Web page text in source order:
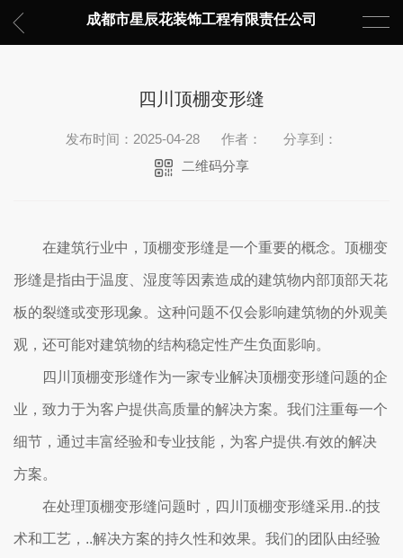
成都市星辰花装饰工程有限责任公司
四川顶棚变形缝
发布时间：2025-04-28 作者：
分享到：
二维码分享
在建筑行业中，顶棚变形缝是一个重要的概念。顶棚变
形缝是指由于温度、湿度等因素造成的建筑物内部顶部天花
板的裂缝或变形现象。这种问题不仅会影响建筑物的外观美
观，还可能对建筑物的结构稳定性产生负面影响。
四川顶棚变形缝作为一家专业解决顶棚变形缝问题的企
业，致力于为客户提供高质量的解决方案。我们注重每一个
细节，通过丰富经验和专业技能，为客户提供.有效的解决
方案。
在处理顶棚变形缝问题时，四川顶棚变形缝采用..的技
术和工艺，..解决方案的持久性和效果。我们的团队由经验